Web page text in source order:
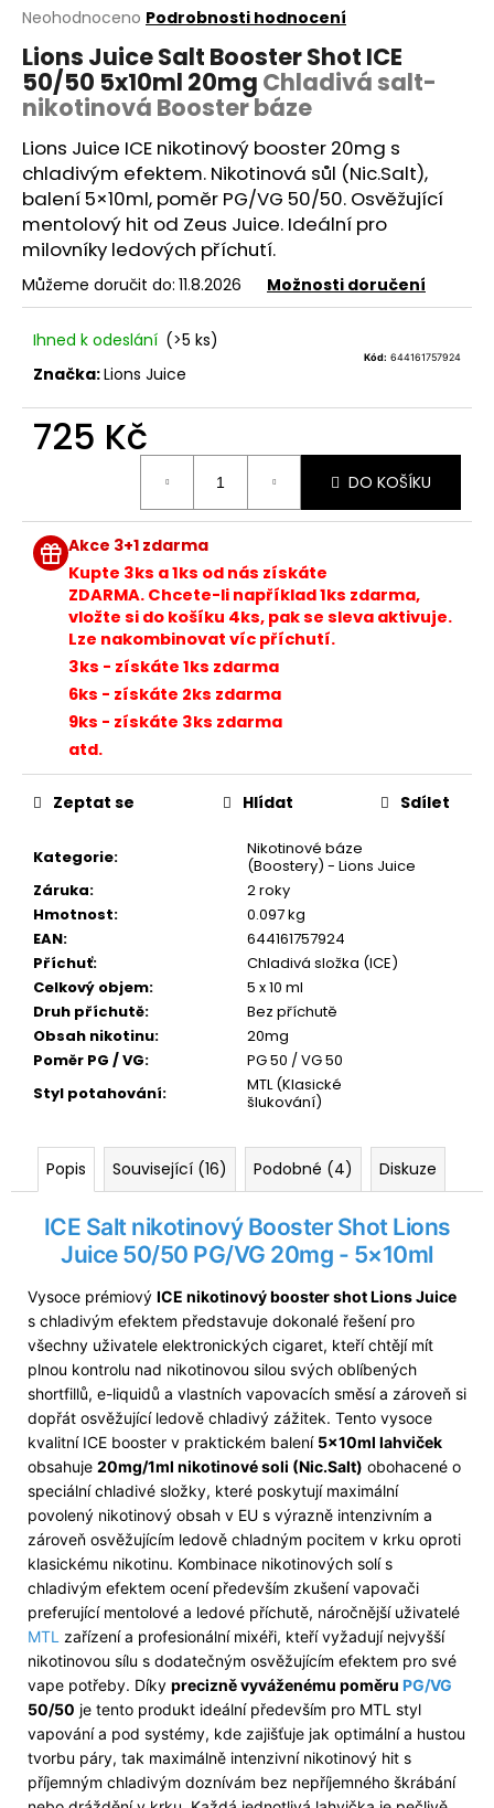
Průměrné
produktu
je
0,0
z
5
hvězdiček.
Neohodnoceno Podrobnosti hodnocení
Lions Juice Salt Booster Shot ICE
50/50 5x10ml 20mg Chladivá salt-
nikotinová Booster báze
Lions Juice ICE nikotinový booster 20mg s
chladivým efektem. Nikotinová sůl (Nic.Salt),
balení 5×10ml, poměr PG/VG 50/50. Osvěžující
mentolový hit od Zeus Juice. Ideální pro
milovníky ledových příchutí.
Můžeme doručit do: 11.8.2026 Možnosti doručení
Ihned k odeslání (>5 ks)
Kód: 644161757924
Značka:Lions Juice
725 Kč
DO KOŠÍKU
Akce 3+1 zdarma
Kupte 3ks a 1ks od nás získáte
ZDARMA. Chcete-li například 1ks zdarma,
vložte si do košíku 4ks, pak se sleva aktivuje.
Lze nakombinovat víc příchutí.
3ks - získáte 1ks zdarma
6ks - získáte 2ks zdarma
9ks - získáte 3ks zdarma
atd.
Kategorie:
Nikotinové báze
(Boostery) - Lions Juice
Záruka:
2 roky
Hmotnost:
0.097 kg
EAN:
644161757924
Příchuť:
Chladivá složka (ICE)
Celkový objem:
5 x 10 ml
Druh příchutě:
Bez příchutě
Obsah nikotinu:
20mg
Poměr PG / VG:
PG 50 / VG 50
Styl potahování:
MTL (Klasické
šlukování)
Zeptat se Hlídat Sdílet
Popis Související (16) Podobné (4) Diskuze
ICE Salt nikotinový BoosterShot Lions
Juice 50/50 PG/VG 20mg - 5×10ml
Vysoce prémiový ICE nikotinový booster shot Lions Juice
s chladivým efektem představuje dokonalé řešení pro
všechny uživatele elektronických cigaret, kteří chtějí mít
plnou kontrolu nad nikotinovou silou svých oblíbených
shortfillů, e-liquidů a vlastních vapovacích směsí a zároveň si
dopřát osvěžující ledově chladivý zážitek. Tento vysoce
kvalitní ICE booster v praktickém balení 5×10ml lahviček
obsahuje 20mg/1ml nikotinové soli (Nic.Salt) obohacené o
speciální chladivé složky, které poskytují maximální
povolený nikotinový obsah v EU s výrazně intenzivním a
zároveň osvěžujícím ledově chladným pocitem v krku oproti
klasickému nikotinu. Kombinace nikotinových solí s
chladivým efektem ocení především zkušení vapovači
preferující mentolové a ledové příchutě, náročnější uživatelé
MTL zařízení a profesionální mixéři, kteří vyžadují nejvyšší
nikotinovou sílu s dodatečným osvěžujícím efektem pro své
vape potřeby. Díky precizně vyváženému poměru PG/VG
50/50 je tento produkt ideální především pro MTL styl
vapování a pod systémy, kde zajišťuje jak optimální a hustou
tvorbu páry, tak maximálně intenzivní nikotinový hit s
příjemným chladivým doznívám bez nepříjemného škrábání
a
j
í
t
?
HLEDAT
D
o
p
o
u
e
JOYETECH
ATOMIZER
0,6OHM
Kč